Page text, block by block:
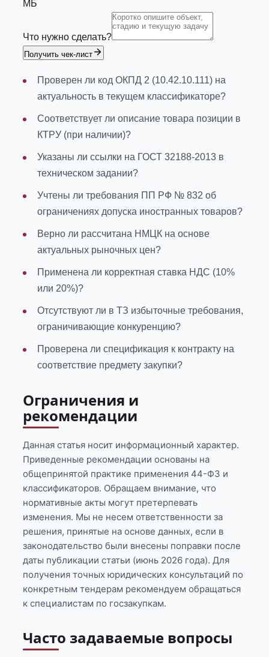
МБ
Что нужно сделать?
Получить чек-лист
Проверен ли код ОКПД 2 (10.42.10.111) на
актуальность в текущем классификаторе?
Соответствует ли описание товара позиции в
КТРУ (при наличии)?
Указаны ли ссылки на ГОСТ 32188-2013 в
техническом задании?
Учтены ли требования ПП РФ № 832 об
ограничениях допуска иностранных товаров?
Верно ли рассчитана НМЦК на основе
актуальных рыночных цен?
Применена ли корректная ставка НДС (10%
или 20%)?
Отсутствуют ли в ТЗ избыточные требования,
ограничивающие конкуренцию?
Проверена ли спецификация к контракту на
соответствие предмету закупки?
Ограничения и
рекомендации
Данная статья носит информационный характер.
Приведенные рекомендации основаны на
общепринятой практике применения 44-ФЗ и
классификаторов. Обращаем внимание, что
нормативные акты могут претерпевать
изменения. Мы не несем ответственности за
решения, принятые на основе данных, если в
законодательство были внесены поправки после
даты публикации статьи (июнь 2026 года). Для
получения точных юридических консультаций по
конкретным тендерам рекомендуем обращаться
к специалистам по госзакупкам.
Часто задаваемые вопросы